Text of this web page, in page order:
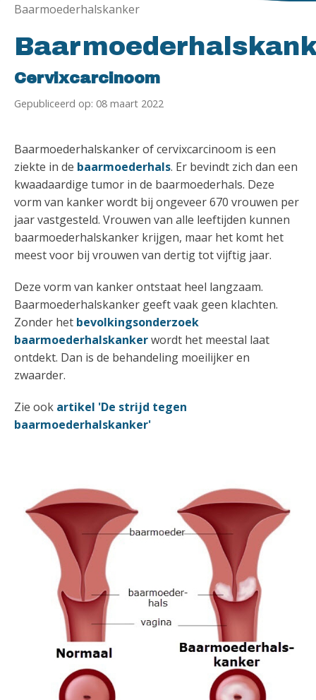
Baarmoederhalskanker
Cervixcarcinoom
Gepubliceerd op: 08 maart 2022
Baarmoederhalskanker of cervixcarcinoom is een
ziekte in de baarmoederhals. Er bevindt zich dan een
kwaadaardige tumor in de baarmoederhals. Deze
vorm van kanker wordt bij ongeveer 670 vrouwen per
jaar vastgesteld. Vrouwen van alle leeftijden kunnen
baarmoederhalskanker krijgen, maar het komt het
meest voor bij vrouwen van dertig tot vijftig jaar.
Deze vorm van kanker ontstaat heel langzaam.
Baarmoederhalskanker geeft vaak geen klachten.
Zonder het bevolkingsonderzoek
baarmoederhalskankerwordt het meestal laat
ontdekt. Dan is de behandeling moeilijker en
zwaarder.
Zie ook artikel 'De strijd tegen
baarmoederhalskanker'